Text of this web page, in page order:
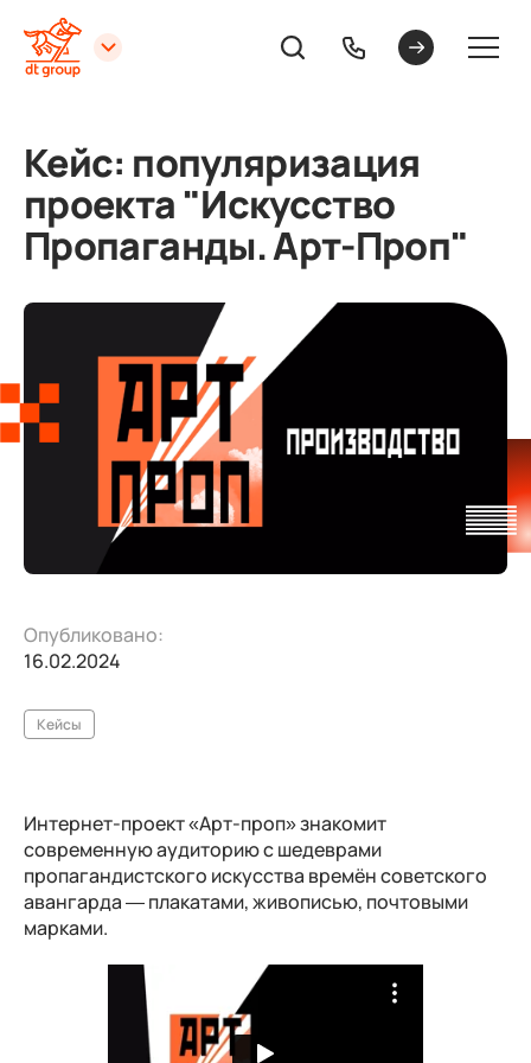
Кейс: популяризация
проекта "Искусство
Пропаганды. Арт-Проп"
Опубликовано:
16.02.2024
Кейсы
Интернет-проект «Арт-проп» знакомит
современную аудиторию с шедеврами
пропагандистского искусства времён советского
авангарда — плакатами, живописью, почтовыми
марками.